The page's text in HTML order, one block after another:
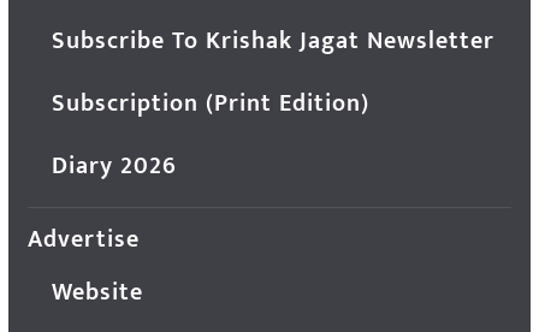
Subscribe To Krishak Jagat Newsletter
Subscription (Print Edition)
Diary 2026
Advertise
Website